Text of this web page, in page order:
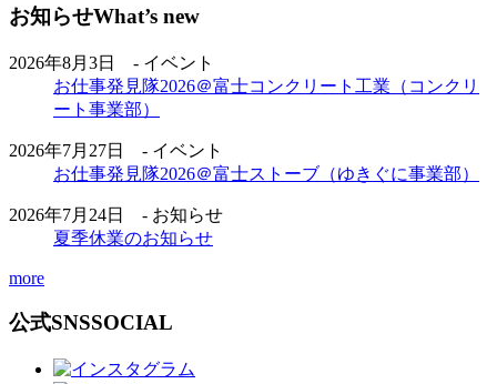
お知らせWhat’s new
2026年8月3日 - イベント
お仕事発見隊2026＠富士コンクリート工業（コンクリ
ート事業部）
2026年7月27日 - イベント
お仕事発見隊2026＠富士ストーブ（ゆきぐに事業部）
2026年7月24日 - お知らせ
夏季休業のお知らせ
more
公式SNSSOCIAL